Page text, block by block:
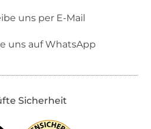
uns per E-Mail
uns auf WhatsApp
Sicherheit